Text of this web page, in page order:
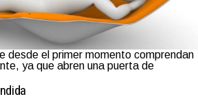
desde el primer momento comprendan
ya que abren una puerta de